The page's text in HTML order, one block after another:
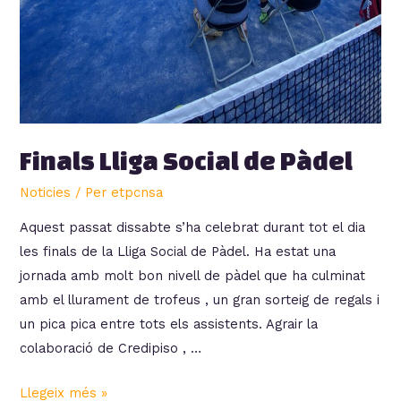
Finals Lliga Social de Pàdel
Noticies / Per etpcnsa
Aquest passat dissabte s’ha celebrat durant tot el dia
les finals de la Lliga Social de Pàdel. Ha estat una
jornada amb molt bon nivell de pàdel que ha culminat
amb el llurament de trofeus , un gran sorteig de regals i
un pica pica entre tots els assistents. Agrair la
colaboració de Credipiso , …
Finals
Llegeix més »